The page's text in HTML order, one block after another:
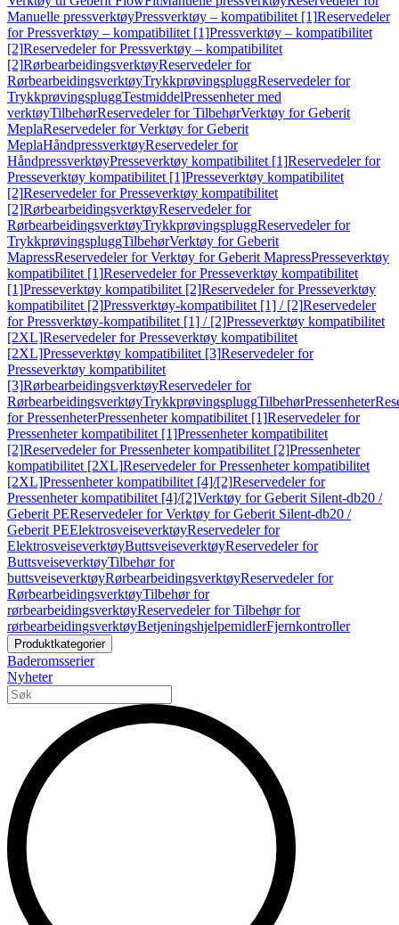
Manuelle pressverktøyPressverktøy – kompatibilitet [1]Reservedeler
for Pressverktøy – kompatibilitet [1]Pressverktøy – kompatibilitet
[2]Reservedeler for Pressverktøy – kompatibilitet
[2]RørbearbeidingsverktøyReservedeler for
RørbearbeidingsverktøyTrykkprøvingspluggReservedeler for
TrykkprøvingspluggTestmiddelPressenheter med
verktøyTilbehørReservedeler for TilbehørVerktøy for Geberit
MeplaReservedeler for Verktøy for Geberit
MeplaHåndpressverktøyReservedeler for
HåndpressverktøyPresseverktøy kompatibilitet [1]Reservedeler for
Presseverktøy kompatibilitet [1]Presseverktøy kompatibilitet
[2]Reservedeler for Presseverktøy kompatibilitet
[2]RørbearbeidingsverktøyReservedeler for
RørbearbeidingsverktøyTrykkprøvingspluggReservedeler for
TrykkprøvingspluggTilbehørVerktøy for Geberit
MapressReservedeler for Verktøy for Geberit MapressPresseverktøy
kompatibilitet [1]Reservedeler for Presseverktøy kompatibilitet
[1]Presseverktøy kompatibilitet [2]Reservedeler for Presseverktøy
kompatibilitet [2]Pressverktøy-kompatibilitet [1] / [2]Reservedeler
for Pressverktøy-kompatibilitet [1] / [2]Presseverktøy kompatibilitet
[2XL]Reservedeler for Presseverktøy kompatibilitet
[2XL]Presseverktøy kompatibilitet [3]Reservedeler for
Presseverktøy kompatibilitet
[3]RørbearbeidingsverktøyReservedeler for
RørbearbeidingsverktøyTrykkprøvingspluggTilbehørPressenheter
for PressenheterPressenheter kompatibilitet [1]Reservedeler for
Pressenheter kompatibilitet [1]Pressenheter kompatibilitet
[2]Reservedeler for Pressenheter kompatibilitet [2]Pressenheter
kompatibilitet [2XL]Reservedeler for Pressenheter kompatibilitet
[2XL]Pressenheter kompatibilitet [4]/[2]Reservedeler for
Pressenheter kompatibilitet [4]/[2]Verktøy for Geberit Silent-db20 /
Geberit PEReservedeler for Verktøy for Geberit Silent-db20 /
Geberit PEElektrosveiseverktøyReservedeler for
ElektrosveiseverktøyButtsveiseverktøyReservedeler for
ButtsveiseverktøyTilbehør for
buttsveiseverktøyRørbearbeidingsverktøyReservedeler for
RørbearbeidingsverktøyTilbehør for
rørbearbeidingsverktøyReservedeler for Tilbehør for
rørbearbeidingsverktøyBetjeningshjelpemidlerFjernkontroller
Produktkategorier
Baderomsserier
Nyheter